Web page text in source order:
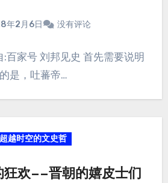
年2月6日 没有评论
百家号 刘邦见史 首先需要说明
的是，吐蕃帝…
超越时空的文史哲
狂欢——晋朝的嬉皮士们